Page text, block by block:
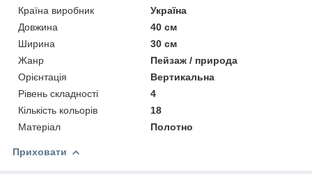
Країна виробник
Україна
Довжина
40 см
Ширина
30 см
Жанр
Пейзаж / природа
Орієнтація
Вертикальна
Рівень складності
4
Кількість кольорів
18
Матеріал
Полотно
Приховати